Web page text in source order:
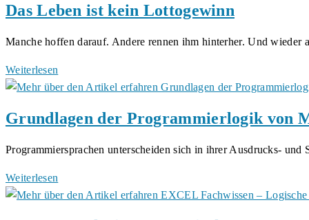
Das Leben ist kein Lottogewinn
Manche hoffen darauf. Andere rennen ihm hinterher. Und wieder
Weiterlesen
Leben
kein
Grundlagen der Programmierlogik von
Programmiersprachen unterscheiden sich in ihrer Ausdrucks-
Weiterlesen
der